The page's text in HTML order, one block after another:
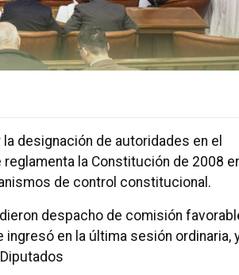
designación de autoridades en el
la Constitución de 2008
de control constitucional.
despacho de comisión
en la última sesión ordinaria,